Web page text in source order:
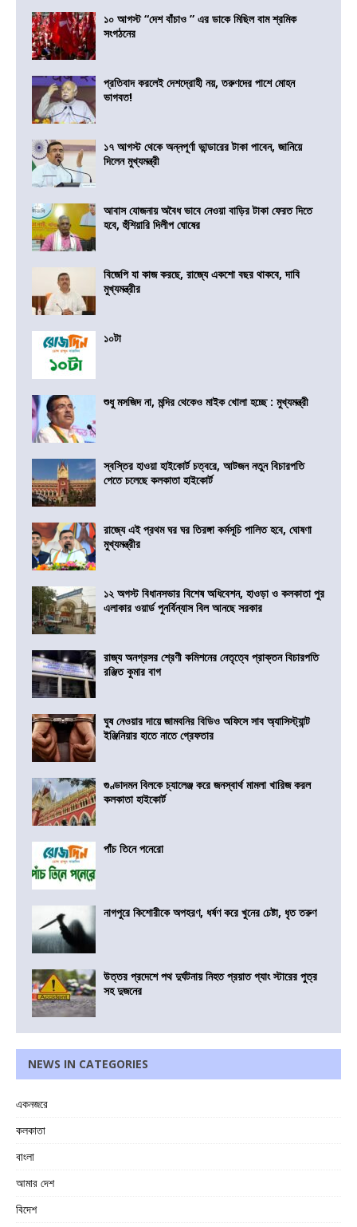
১০ আগস্ট “দেশ বাঁচাও ” এর ডাকে মিছিল বাম শ্রমিক
সংগঠনের
প্রতিবাদ করলেই দেশদ্রোহী নয়, তরুণদের পাশে মোহন
ভাগবত!
১৭ আগস্ট থেকে অন্নপূর্ণা ভান্ডারের টাকা পাবেন, জানিয়ে
দিলেন মুখ্যমন্ত্রী
আবাস যোজনায় অবৈধ ভাবে নেওয়া বাড়ির টাকা ফেরত দিতে
হবে, হুঁশিয়ারি দিলীপ ঘোষের
বিজেপি যা কাজ করছে, রাজ্যে একশো বছর থাকবে, দাবি
মুখ্যমন্ত্রীর
১০টা
শুধু মসজিদ না, মন্দির থেকেও মাইক খোলা হচ্ছে : মুখ্যমন্ত্রী
স্বস্তির হাওয়া হাইকোর্ট চত্বরে, আটজন নতুন বিচারপতি
পেতে চলেছে কলকাতা হাইকোর্ট
রাজ্যে এই প্রথম ঘর ঘর তিরঙ্গা কর্মসূচি পালিত হবে, ঘোষণা
মুখ্যমন্ত্রীর
১২ অগস্ট বিধানসভার বিশেষ অধিবেশন, হাওড়া ও কলকাতা পুর
এলাকার ওয়ার্ড পুনর্বিন্যাস বিল আনছে সরকার
রাজ্য অনগ্রসর শ্রেণী কমিশনের নেতৃত্বে প্রাক্তন বিচারপতি
রঞ্জিত কুমার বাগ
ঘুষ নেওয়ার দায়ে জামবনির বিডিও অফিসে সাব অ্যাসিস্ট্যান্ট
ইঞ্জিনিয়ার হাতে নাতে গ্রেফতার
গুণ্ডাদমন বিলকে চ্যালেঞ্জ করে জনস্বার্থ মামলা খারিজ করল
কলকাতা হাইকোর্ট
পাঁচ তিনে পনেরো
নাগপুরে কিশোরীকে অপহরণ, ধর্ষণ করে খুনের চেষ্টা, ধৃত তরুণ
উত্তর প্রদেশে পথ দুর্ঘটনায় নিহত প্রয়াত গ্যাং স্টারের পুত্র
সহ দুজনের
NEWS IN CATEGORIES
একনজরে
কলকাতা
বাংলা
আমার দেশ
বিদেশ